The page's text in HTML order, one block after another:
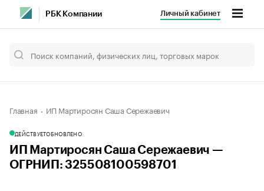
РБК Компании Личный кабинет
Главная ИП Мартиросян Саша Сережаевич
ДЕЙСТВУЕТОБНОВЛЕНО
ИП Мартиросян Саша Сережаевич —
ОГРНИП: 325508100598701